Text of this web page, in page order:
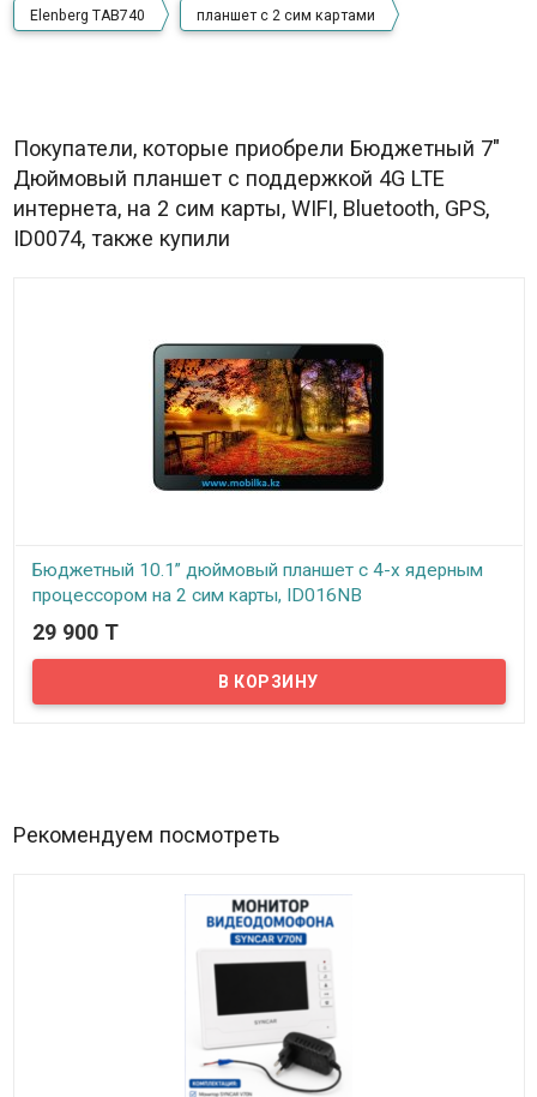
Elenberg TAB740 планшет с 2 сим картами
Покупатели, которые приобрели Бюджетный 7"
Дюймовый планшет с поддержкой 4G LTE
интернета, на 2 сим карты, WIFI, Bluetooth, GPS,
ID0074, также купили
Бюджетный 10.1” дюймовый планшет с 4-х ядерным
процессором на 2 сим карты, ID016NB
В наличии
Предлагаем бюджетный планшет с большим 10.1” дюймовым TFT
IPS экраном. Данная модель так же поддерживает работу с 2 сим
картами одновременно, можно использовать планшет как
29 900 T
Рекомендуем посмотреть